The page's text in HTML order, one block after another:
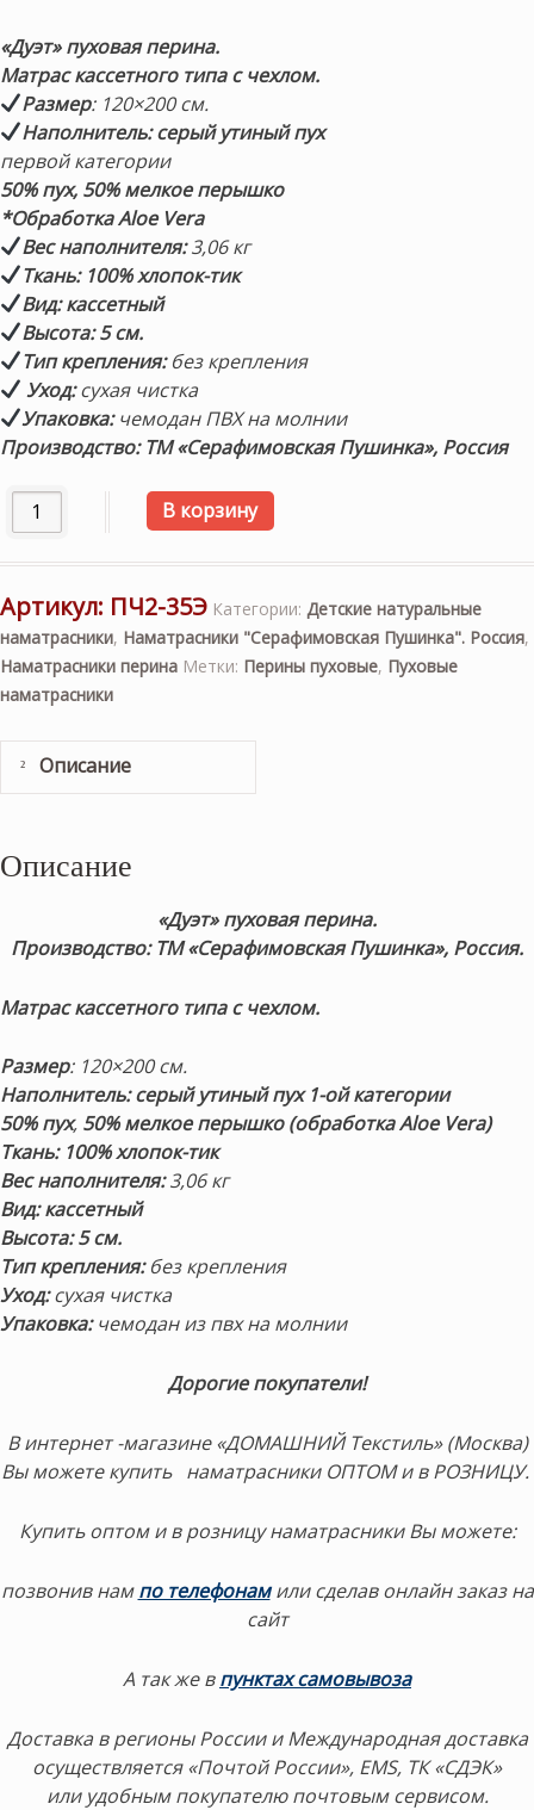
составляла
18,400 ₽.
16,500 ₽.
«Дуэт» пуховая перина.
Матрас кассетного типа с чехлом.
Размер: 120×200 см.
Наполнитель:серый утиный пух
первой категории
50% пух, 50% мелкое перышко
*Обработка Aloe Vera
Вес наполнителя:3,06 кг
Ткань: 100% хлопок-тик
Вид: кассетный
Высота: 5 см.
Тип крепления:без крепления
Уход:сухая чистка
Упаковка:чемодан ПВХ на молнии
Производство: ТМ «Серафимовская Пушинка», Россия
Количество товара Пуховая перина «Дуэт»
В корзину
Артикул: ПЧ2-35Э Категории: Детские натуральные
наматрасники, Наматрасники "Серафимовская Пушинка". Россия,
Наматрасники перина Метки: Перины пуховые, Пуховые
наматрасники
Описание
Описание
«Дуэт» пуховая перина.
Производство: ТМ «Серафимовская Пушинка», Россия.
Матрас кассетного типа с чехлом.
Размер: 120×200 см.
Наполнитель: серый утиный пух 1-ой категории
50% пух, 50% мелкое перышко (обработка Aloe Vera)
Ткань: 100% хлопок-тик
Вес наполнителя:3,06 кг
Вид: кассетный
Высота: 5 см.
Тип крепления:без крепления
Уход:сухая чистка
Упаковка:чемодан из пвх на молнии
Дорогие покупатели!
В интернет -магазине «ДОМАШНИЙ Текстиль» (Москва)
Вы можете купить наматрасники ОПТОМ и в РОЗНИЦУ.
Купить оптом и в розницу наматрасники Вы можете:
позвонив нампо телефонам или сделав онлайн заказ на
сайт
А так же в пунктах самовывоза
Доставка в регионы России и Международная доставка
осуществляется «Почтой России», EMS, ТК «СДЭК»
или удобным покупателю почтовым сервисом.